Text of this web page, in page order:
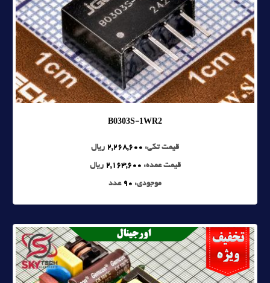
B0303S-1WR2
قیمت تکی: 2,268,600 ریال
قیمت عمده: 2,163,600 ریال
موجودی: 90 عدد